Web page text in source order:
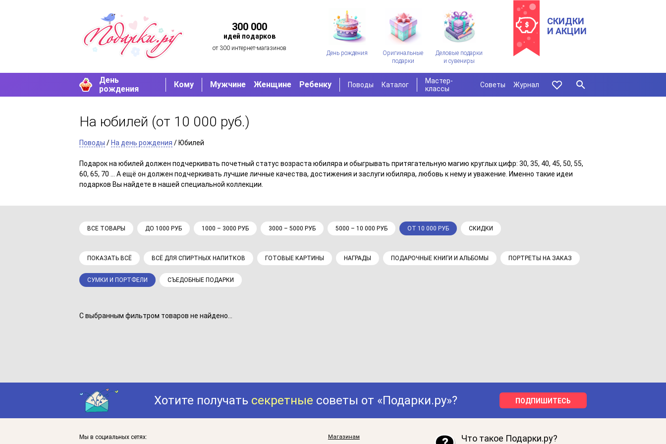
300 000
идей подарков
от 300 интернет-магазинов
День рождения
Оригинальные
подарки
Деловые подарки
и сувениры
СКИДКИ
И АКЦИИ
День
рождения
Кому Мужчине Женщине Ребенку Поводы Каталог
Мастер-
классы
Советы Журнал
На юбилей (от 10 000 руб.)
Поводы / На день рождения / Юбилей
Подарок на юбилей должен подчеркивать почетный статус возраста юбиляра и обыгрывать притягательную магию круглых цифр: 30, 35, 40, 45, 50, 55,
60, 65, 70 ... А ещё он должен подчеркивать лучшие личные качества, достижения и заслуги юбиляра, любовь к нему и уважение. Именно такие идеи
подарков Вы найдете в нашей специальной коллекции.
ВСЕ ТОВАРЫ ДО 1000 РУБ 1000 – 3000 РУБ 3000 – 5000 РУБ 5000 – 10 000 РУБ ОТ 10 000 РУБ СКИДКИ
ПОКАЗАТЬ ВСЁ ВСЁ ДЛЯ СПИРТНЫХ НАПИТКОВ ГОТОВЫЕ КАРТИНЫ НАГРАДЫ ПОДАРОЧНЫЕ КНИГИ И АЛЬБОМЫ ПОРТРЕТЫ НА ЗАКАЗ
СУМКИ И ПОРТФЕЛИ СЪЕДОБНЫЕ ПОДАРКИ
С выбранным фильтром товаров не найдено...
Хотите получать секретные советы от «Подарки.ру»? ПОДПИШИТЕСЬ
Мы в социальных сетях: Магазинам Что такое Подарки.ру?